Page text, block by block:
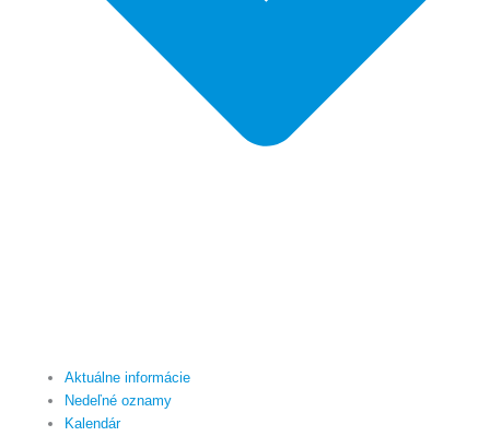
Aktuálne informácie
Nedeľné oznamy
Kalendár